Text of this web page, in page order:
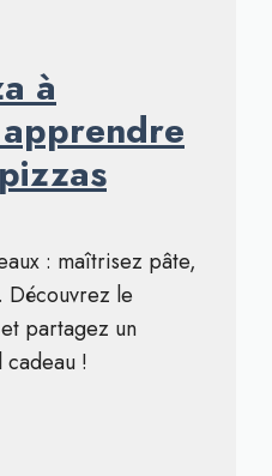
à
: maîtrisez pâte,
Découvrez le
partagez un
!